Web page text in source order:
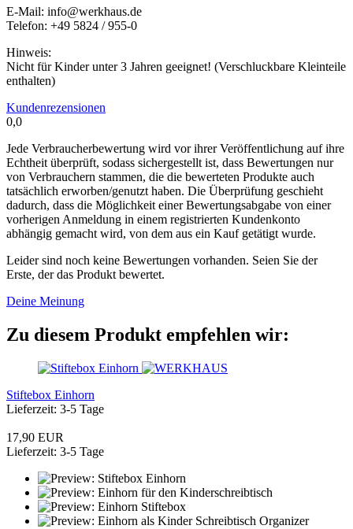
E-Mail: info@werkhaus.de
Telefon: +49 5824 / 955-0
Hinweis:
Nicht für Kinder unter 3 Jahren geeignet! (Verschluckbare Kleinteile
enthalten)
Kundenrezensionen
0,0
Jede Verbraucherbewertung wird vor ihrer Veröffentlichung auf ihre
Echtheit überprüft, sodass sichergestellt ist, dass Bewertungen nur
von Verbrauchern stammen, die die bewerteten Produkte auch
tatsächlich erworben/genutzt haben. Die Überprüfung geschieht
dadurch, dass die Möglichkeit einer Bewertungsabgabe von einer
vorherigen Anmeldung in einem registrierten Kundenkonto
abhängig gemacht wird, von dem aus ein Kauf getätigt wurde.
Leider sind noch keine Bewertungen vorhanden. Seien Sie der
Erste, der das Produkt bewertet.
Deine Meinung
Zu diesem Produkt empfehlen wir:
Stiftebox Einhorn
Lieferzeit: 3-5 Tage
17,90 EUR
Lieferzeit: 3-5 Tage